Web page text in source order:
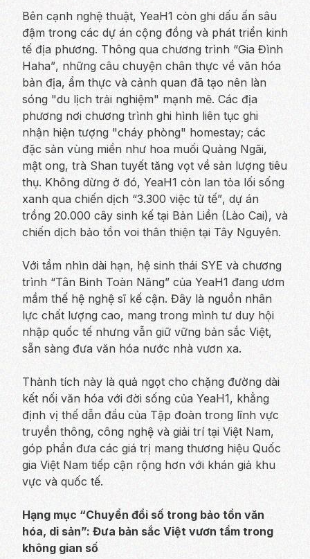
Bên cạnh nghệ thuật, YeaH1 còn ghi dấu ấn sâu
đậm trong các dự án cộng đồng và phát triển kinh
tế địa phương. Thông qua chương trình“Gia Đình
Haha”, những câu chuyện chân thực về văn hóa
bản địa, ẩm thực và cảnh quan đã tạo nên làn
sóng "du lịch trải nghiệm" mạnh mẽ. Các địa
phương nơi chương trình ghi hình liên tục ghi
nhận hiện tượng "cháy phòng" homestay; các
đặc sản vùng miền như hoa muối Quảng Ngãi,
mật ong, trà Shan tuyết tăng vọt về sản lượng tiêu
thụ. Không dừng ở đó, YeaH1 còn lan tỏa lối sống
xanh qua chiến dịch “3.300 việc tử tế”, dự án
trồng 20.000 cây sinh kế tại Bản Liền (Lào Cai), và
chiến dịch bảo tồn voi thân thiện tại Tây Nguyên.
Với tầm nhìn dài hạn, hệ sinh thái SYE và chương
trình “Tân Binh Toàn Năng”của YeaH1 đang ươm
mầm thế hệ nghệ sĩ kế cận. Đây là nguồn nhân
lực chất lượng cao, mang trong mình tư duy hội
nhập quốc tế nhưng vẫn giữ vững bản sắc Việt,
sẵn sàng đưa văn hóa nước nhà vươn xa.
Thành tích này là quả ngọt cho chặng đường dài
kết nối văn hóa với đời sống của YeaH1, khẳng
định vị thế dẫn đầu của Tập đoàn trong lĩnh vực
truyền thông, công nghệ và giải trí tại Việt Nam,
góp phần đưa các giá trị mang thương hiệu Quốc
gia Việt Nam tiếp cận rộng hơn với khán giả khu
vực và quốc tế.
Hạng mục “Chuyển đổi số trong bảo tồn văn
hóa, di sản”: Đưa bản sắc Việt vươn tầm trong
không gian số